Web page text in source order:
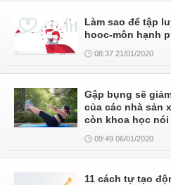
Làm sao để tập
hooc-môn hạnh
08:37 21/01/2020
Gập bụng sẽ
của các nhà sản
còn khoa học nói
09:49 06/01/2020
11 cách tự tạo